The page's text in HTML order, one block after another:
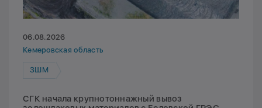
06.08.2026
Кемеровская область
ЗШМ
СГК начала крупнотоннажный вывоз